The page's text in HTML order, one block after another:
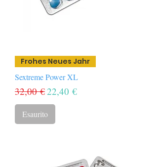
Frohes Neues Jahr
Sextreme Power XL
Prezzo regolare
32,00 €Prezzo scontato
22,40 €
Esaurito